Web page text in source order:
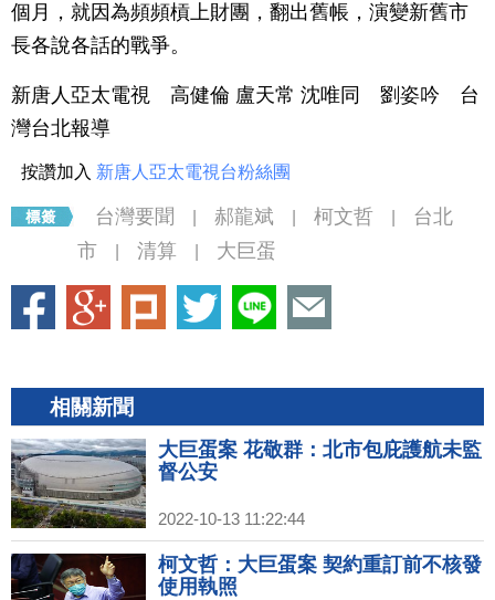
個月，就因為頻頻槓上財團，翻出舊帳，演變新舊市
長各說各話的戰爭。
新唐人亞太電視 高健倫 盧天常 沈唯同 劉姿吟 台
灣台北報導
按讚加入 新唐人亞太電視台粉絲團
台灣要聞 郝龍斌 柯文哲
台北
市
清算 大巨蛋
相關新聞
大巨蛋案 花敬群：北市包庇護航未監
督公安
2022-10-13 11:22:44
柯文哲：大巨蛋案 契約重訂前不核發
使用執照